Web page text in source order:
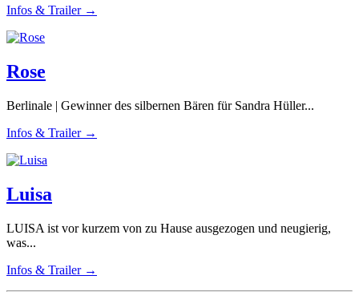
Infos & Trailer →
Rose
Berlinale | Gewinner des silbernen Bären für Sandra Hüller...
Infos & Trailer →
Luisa
LUISA ist vor kurzem von zu Hause ausgezogen und neugierig,
was...
Infos & Trailer →